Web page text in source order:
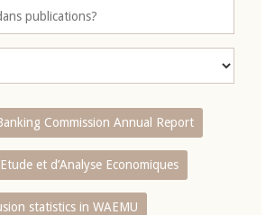
Commission Annual Report
et d’Analyse Economiques
statistics in WAEMU